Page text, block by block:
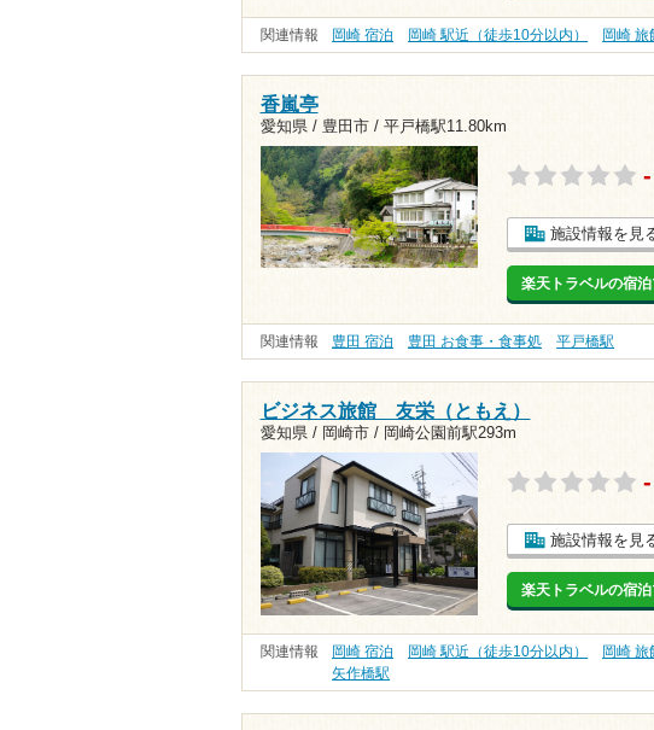
関連情報 岡崎 宿泊 岡崎 駅近（徒歩10分以内） 岡崎 旅
香嵐亭
愛知県 / 豊田市 / 平戸橋駅11.80km
施設情報を見
楽天トラベルの宿
関連情報 豊田 宿泊 豊田 お食事・食事処 平戸橋駅
ビジネス旅館 友栄（ともえ）
愛知県 / 岡崎市 / 岡崎公園前駅293m
施設情報を見
楽天トラベルの宿
関連情報 岡崎 宿泊 岡崎 駅近（徒歩10分以内） 岡崎 旅
矢作橋駅